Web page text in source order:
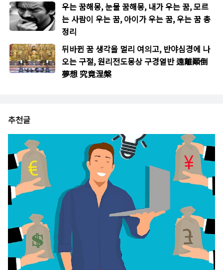
우는 꿈해몽, 눈물 꿈해몽, 내가 우는 꿈, 모르
는 사람이 우는 꿈, 아이가 우는 꿈, 우는 꿈 총
정리
뒤바뀐 꿈 생각을 멀리 여의고, 반야심경에 나
오는 구절, 원리전도몽상 구경열반 遠離顚倒
夢想 究竟涅槃
추천글